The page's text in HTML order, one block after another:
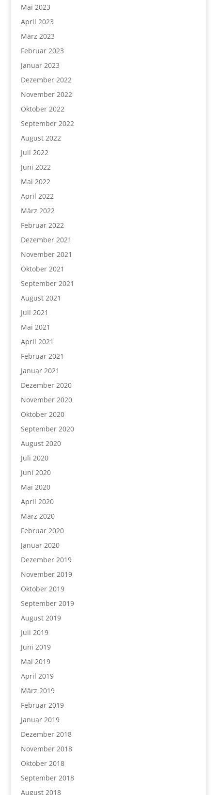
Mai 2023
April 2023
März 2023
Februar 2023
Januar 2023
Dezember 2022
November 2022
Oktober 2022
September 2022
August 2022
Juli 2022
Juni 2022
Mai 2022
April 2022
März 2022
Februar 2022
Dezember 2021
November 2021
Oktober 2021
September 2021
August 2021
Juli 2021
Mai 2021
April 2021
Februar 2021
Januar 2021
Dezember 2020
November 2020
Oktober 2020
September 2020
August 2020
Juli 2020
Juni 2020
Mai 2020
April 2020
März 2020
Februar 2020
Januar 2020
Dezember 2019
November 2019
Oktober 2019
September 2019
August 2019
Juli 2019
Juni 2019
Mai 2019
April 2019
März 2019
Februar 2019
Januar 2019
Dezember 2018
November 2018
Oktober 2018
September 2018
August 2018